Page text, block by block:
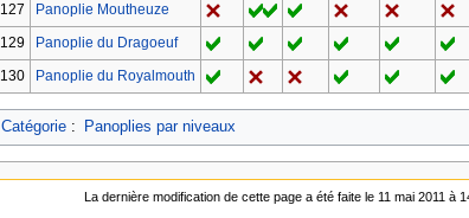
127
Panoplie Moutheuze
129
Panoplie du Dragoeuf
130
Panoplie du Royalmouth
Catégorie: Panoplies par niveaux
La dernière modification de cette page a été faite le 11 mai 2011 à